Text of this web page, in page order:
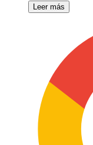
Leer más